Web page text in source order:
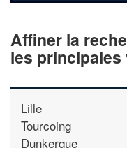
Affiner la
les principales
Lille
Tourcoing
Dunkerque